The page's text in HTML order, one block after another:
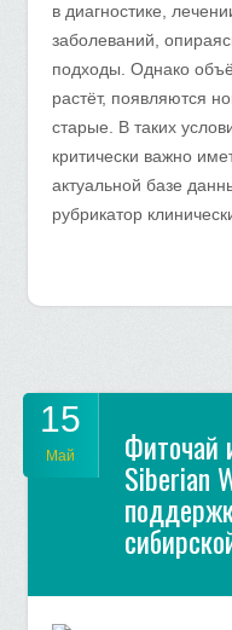
в диагностике,
заболеваний,
подходы. Однако
растёт, появляются
старые. В таких
критически важно
актуальной базе
рубрикатор
15
Май Фиточай
Siberian